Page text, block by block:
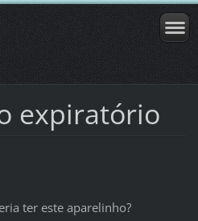
expiratório
ter este aparelinho?